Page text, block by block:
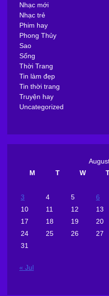
Nhạc mới
Nhạc trẻ
Phim hay
Phong Thủy
Sao
Sống
Thời Trang
Tin làm đẹp
Tin thời trang
Truyện hay
Uncategorized
M
T W
3
4 5 6
10
11 12 13
17
18 19 20
24
25 26 27
31
« Jul